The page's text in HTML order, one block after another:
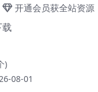
Play
开通会员获全站资源
)
08-01